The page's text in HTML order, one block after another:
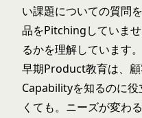
い課題についての質問
品をPitchingしていま
るかを理解しています。
早期Product教育は、
Capabilityを知るのに
くても。ニーズが変わ